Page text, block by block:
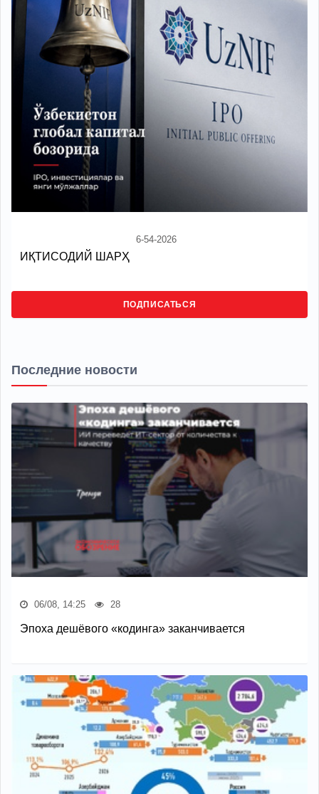
6-54-2026
ИҚТИСОДИЙ ШАРҲ
ПОДПИСАТЬСЯ
Последние новости
06/08, 14:25 28
Эпоха дешёвого «кодинга» заканчивается